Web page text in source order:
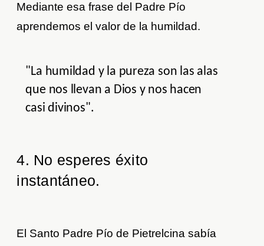
Mediante esa frase del Padre Pío
aprendemos el valor de la humildad.
"La humildad y la pureza son las alas
que nos llevan a Dios y nos hacen
casi divinos".
4. No esperes éxito
instantáneo.
El Santo Padre Pío de Pietrelcina sabía